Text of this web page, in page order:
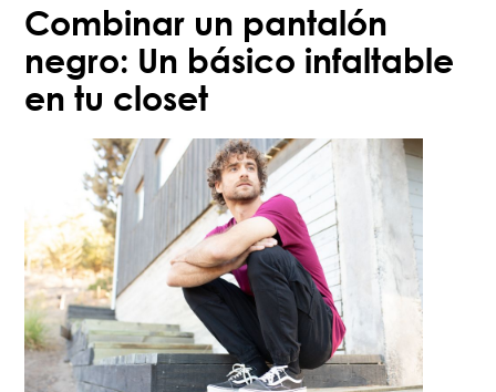
Combinar un pantalón
negro: Un básico infaltable
en tu closet